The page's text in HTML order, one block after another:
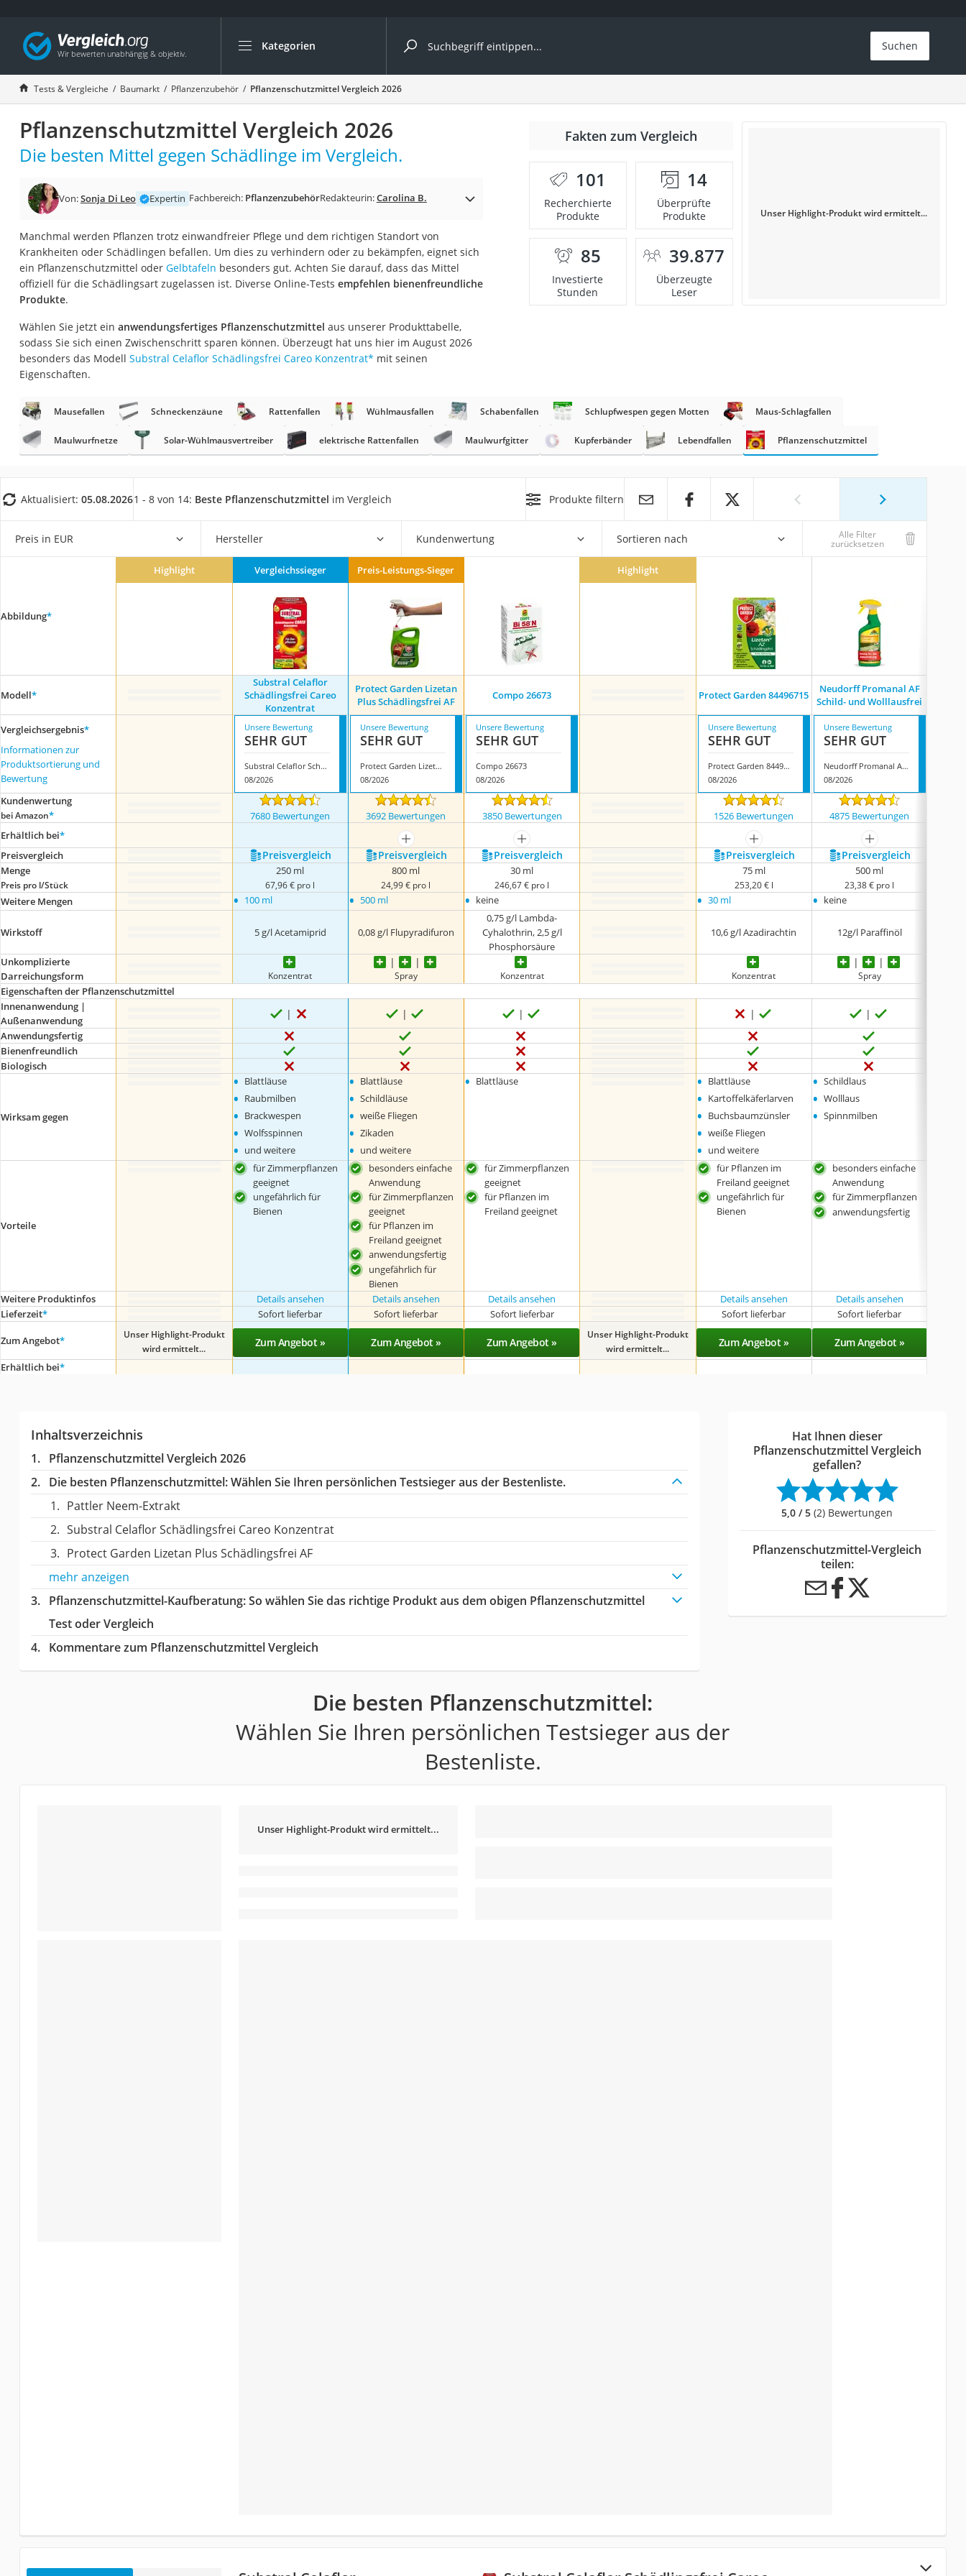
Kategorien
Die beliebtesten Vergleiche nach Kategorie
Baumarkt
Tresor feuerfest
Makita-Akku-Rasenmäher
Kappsäge
Smartes Türschloss
Akku-Rasentrimmer
Split-Klimaanlage 2 Innengeräte
Pelletofen
Bohrmaschine
Fliesenschneider
Hochdruckreiniger
Überwachungskamera
Benzinrasenmäher mit Elektrostart
Akku-Laubsauger
Multimeter
Gasdurchlauferhitzer
Service
Suchen
Tests & Vergleiche Baumarkt Pflanzenzubehör Pflanzenschutzmittel Vergleich 2026
Pflanzenschutzmittel Vergleich 2026
Die besten Mittel gegen Schädlinge im Vergleich.
Von:Sonja Di Leo Expertin Fachbereich: PflanzenzubehörRedakteurin:Carolina B.
Manchmal werden Pflanzen trotz einwandfreier Pflege und dem richtigen Standort von
Krankheiten oder Schädlingen befallen. Um dies zu verhindern oder zu bekämpfen, eignet sich
ein Pflanzenschutzmittel oder Gelbtafeln besonders gut. Achten Sie darauf, dass das Mittel
offiziell für die Schädlingsart zugelassen ist. Diverse Online-Tests empfehlen bienenfreundliche
Produkte.
Wählen Sie jetzt ein anwendungsfertiges Pflanzenschutzmittel aus unserer Produkttabelle,
sodass Sie sich einen Zwischenschritt sparen können. Überzeugt hat uns hier im August 2026
besonders das Modell Substral Celaflor ‎Schädlingsfrei Careo Konzentrat* mit seinen
Eigenschaften.
Fakten zum Vergleich
101
Recherchierte
Produkte
14
Überprüfte
Produkte
85
Investierte
Stunden
39.877
Überzeugte
Leser
Unser Highlight-Produkt wird ermittelt...
Mausefallen Schneckenzäune Rattenfallen Wühlmausfallen Schabenfallen Schlupfwespen gegen Motten Maus-Schlagfallen
Maulwurfnetze Solar-Wühlmausvertreiber elektrische Rattenfallen Maulwurfgitter Kupferbänder Lebendfallen Pflanzenschutzmittel
Aktualisiert: 05.08.20261 - 8 von 14: Beste Pflanzenschutzmittel im Vergleich Produkte filtern
Preis in EUR Hersteller Kundenwertung Sortieren nach Alle Filter
zurücksetzen
Abbildung*
Highlight Vergleichssieger Preis-Leistungs-Sieger Highlight
Modell*
Substral Celaflor
‎Schädlingsfrei Careo
Konzentrat
Protect Garden Lizetan
Plus Schädlingsfrei AF
Compo 26673 Protect Garden 84496715
Neudorff Promanal AF
Schild- und Wolllausfrei
Vergleichsergebnis*
Informationen zur
Produktsortierung und
Bewertung
Unsere Bewertung
SEHR GUT
Substral Celaflor ‎Schädlingsfrei Careo Konzentrat
08/2026
Unsere Bewertung
SEHR GUT
Protect Garden Lizetan Plus Schädlingsfrei AF
08/2026
Unsere Bewertung
SEHR GUT
Compo 26673
08/2026
Unsere Bewertung
SEHR GUT
Protect Garden 84496715
08/2026
Unsere Bewertung
SEHR GUT
Neudorff Promanal AF Schild- und Wolllausfrei
08/2026
Kundenwertung
bei Amazon* 7680 Bewertungen 3692 Bewertungen 3850 Bewertungen 1526 Bewertungen 4875 Bewertungen
Erhältlich bei*
mehr anzeigen mehr anzeigen mehr anzeigen
mehr anzeigen
Preis­vergleich
Preis­vergleich Preis­vergleich Preis­vergleich Preis­vergleich Preis­vergleich
Menge
Preis pro l/Stück
250 ml
67,96 € pro l
800 ml
24,99 € pro l
30 ml
246,67 € pro l
75 ml
253,20 € l
500 ml
23,38 € pro l
Weitere Mengen • 100 ml • 500 ml • keine • 30 ml • keine
Wirkstoff 5 g/l Acetamiprid 0,08 g/l Flupyradifuron
0,75 g/l Lambda-
Cyhalothrin, 2,5 g/l
Phosphorsäure
10,6 g/l Azadirachtin 12g/l Paraffinöl
Unkomplizierte
Darreichungsform
Konzentrat Spray Konzentrat Konzentrat Spray
Eigenschaften der Pflanzenschutzmittel
Innenanwendung |
Außenanwendung
Anwendungsfertig
Bienenfreundlich
Biologisch
Wirksam gegen
• Blattläuse
• Raubmilben
• Brackwespen
• Wolfsspinnen
• und weitere
• Blattläuse
• Schildläuse
• weiße Fliegen
• Zikaden
• und weitere
• Blattläuse • Blattläuse
• Kartoffelkäferlarven
• Buchsbaumzünsler
• weiße Fliegen
• und weitere
• Schildlaus
• Wolllaus
• Spinnmilben
Vorteile
für Zimmerpflanzen
geeignet
ungefährlich für
Bienen
besonders einfache
Anwendung
für Zimmerpflanzen
geeignet
für Pflanzen im
Freiland geeignet
anwendungsfertig
ungefährlich für
Bienen
für Zimmerpflanzen
geeignet
für Pflanzen im
Freiland geeignet
für Pflanzen im
Freiland geeignet
ungefährlich für
Bienen
besonders einfache
Anwendung
für Zimmerpflanzen
anwendungsfertig
Weitere Produktinfos Details ansehen Details ansehen Details ansehen Details ansehen Details ansehen
Lieferzeit* Sofort lieferbar Sofort lieferbar Sofort lieferbar Sofort lieferbar Sofort lieferbar
Zum Angebot*
Unser Highlight-Produkt
wird ermittelt...
Zum Angebot » Zum Angebot » Zum Angebot »
Unser Highlight-Produkt
wird ermittelt...
Zum Angebot » Zum Angebot »
Erhältlich bei*
Inhaltsverzeichnis
Pflanzenschutzmittel Vergleich 2026
Die besten Pflanzenschutzmittel:Wählen Sie Ihren persönlichen Testsieger aus der Bestenliste.
Pattler Neem-Extrakt
Substral Celaflor ‎Schädlingsfrei Careo Konzentrat
Protect Garden Lizetan Plus Schädlingsfrei AF
mehr anzeigen
Pflanzenschutzmittel-Kaufberatung: So wählen Sie das richtige Produkt aus dem obigen Pflanzenschutzmittel
Test oder Vergleich
Kommentare zum Pflanzenschutzmittel Vergleich
Hat Ihnen dieser
Pflanzenschutzmittel Vergleich
gefallen?
5,0 / 5 (2) Bewertungen
Pflanzenschutzmittel-Vergleich
teilen:
Die besten Pflanzenschutzmittel:
Wählen Sie Ihren persönlichen Testsieger aus der
Bestenliste.
Unser Highlight-Produkt wird ermittelt...